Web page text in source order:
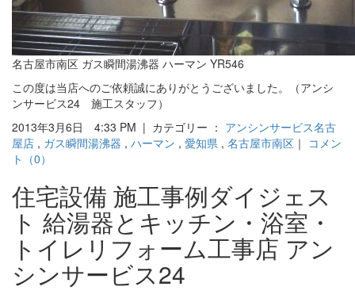
名古屋市南区 ガス瞬間湯沸器 ハーマン YR546
この度は当店へのご依頼誠にありがとうございました。（アンシ
ンサービス24 施工スタッフ）
2013年3月6日 4:33 PM | カテゴリー ： アンシンサービス名古
屋店 , ガス瞬間湯沸器 , ハーマン , 愛知県 , 名古屋市南区 ｜ コメン
ト（0）
住宅設備 施工事例ダイジェス
ト 給湯器とキッチン・浴室・
トイレリフォーム工事店 アン
シンサービス24